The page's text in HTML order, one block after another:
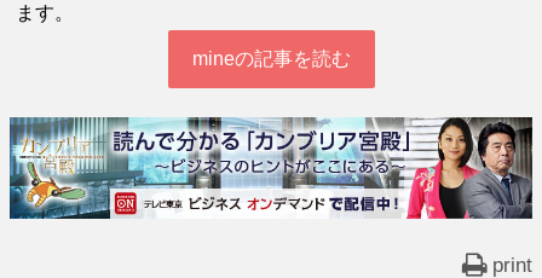
ます。
mineの記事を読む
print